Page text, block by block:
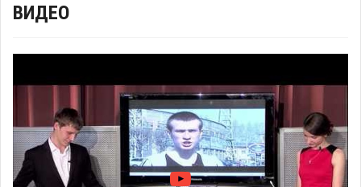
ВИДЕО